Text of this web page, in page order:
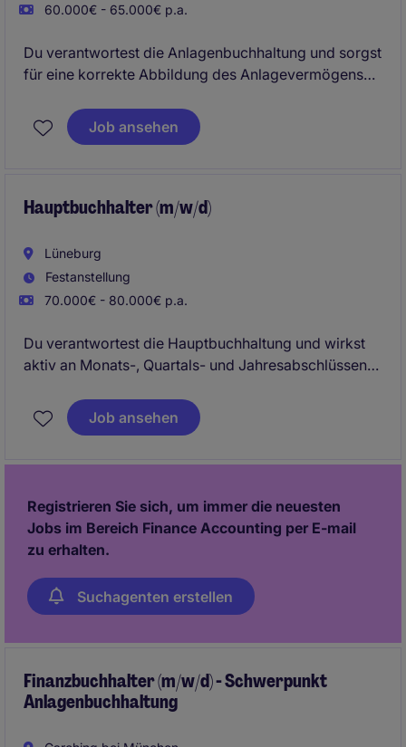
60.000€ - 65.000€ p.a.
Du verantwortest die Anlagenbuchhaltung und sorgst
für eine korrekte Abbildung des Anlagevermögens
bilanziell und unterstützt aktiv bei Abschlüssen sowie
Auswertungen.
Job ansehen
Hauptbuchhalter (m/w/d)
Lüneburg
Festanstellung
70.000€ - 80.000€ p.a.
Du verantwortest die Hauptbuchhaltung und wirkst
aktiv an Monats-, Quartals- und Jahresabschlüssen
Prozesse und arbeitest eng mit internen Schnittstellen
zusammen.
Job ansehen
Registrieren Sie sich, um immer die neuesten
Jobs im Bereich Finance Accounting per E-mail
zu erhalten.
Suchagenten erstellen
Finanzbuchhalter (m/w/d) - Schwerpunkt
Anlagenbuchhaltung